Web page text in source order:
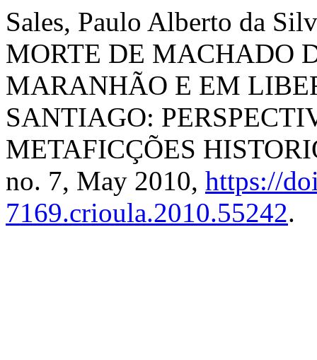
Sales, Paulo Alberto da
MORTE DE MACHADO
MARANHÃO E EM
SANTIAGO:
METAFICÇÕES
no. 7, May 2010, https://
7169.crioula.2010.55242.